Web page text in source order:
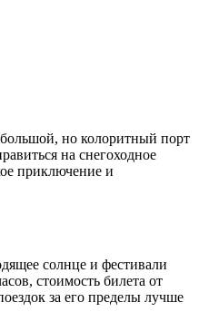
но колоритный порт
на снегоходное
приключение и
солнце и фестивали
стоимость билета от
за его пределы лучше